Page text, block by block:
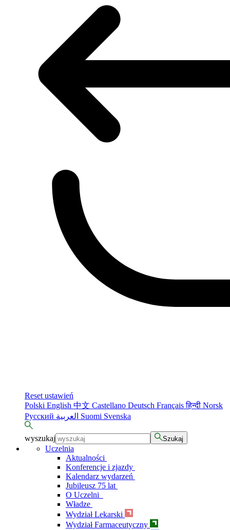
Reset ustawień
Polski English 中文 Castellano Deutsch Françaisहिन्दी Norsk
Русский
Suomi Svenska
wyszukaj Szukaj
Uczelnia
Aktualności
Konferencje i zjazdy
Kalendarz wydarzeń
Jubileusz 75 lat
O Uczelni
Władze
Wydział Lekarski
Wydział Farmaceutyczny